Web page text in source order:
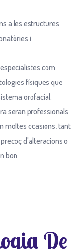
a les estructures
i
com
físiques que
orofacial.
seran professionals
moltes ocasions, tant
d'alteracions o
bon
De